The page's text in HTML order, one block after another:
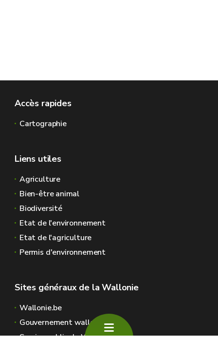
Accès rapides
Cartographie
Liens utiles
Agriculture
Bien-être animal
Biodiversité
Etat de l'environnement
Etat de l'agriculture
Permis d'environnement
Sites généraux de la Wallonie
Wallonie.be
Gouvernement wallon
Service public de Wallonie